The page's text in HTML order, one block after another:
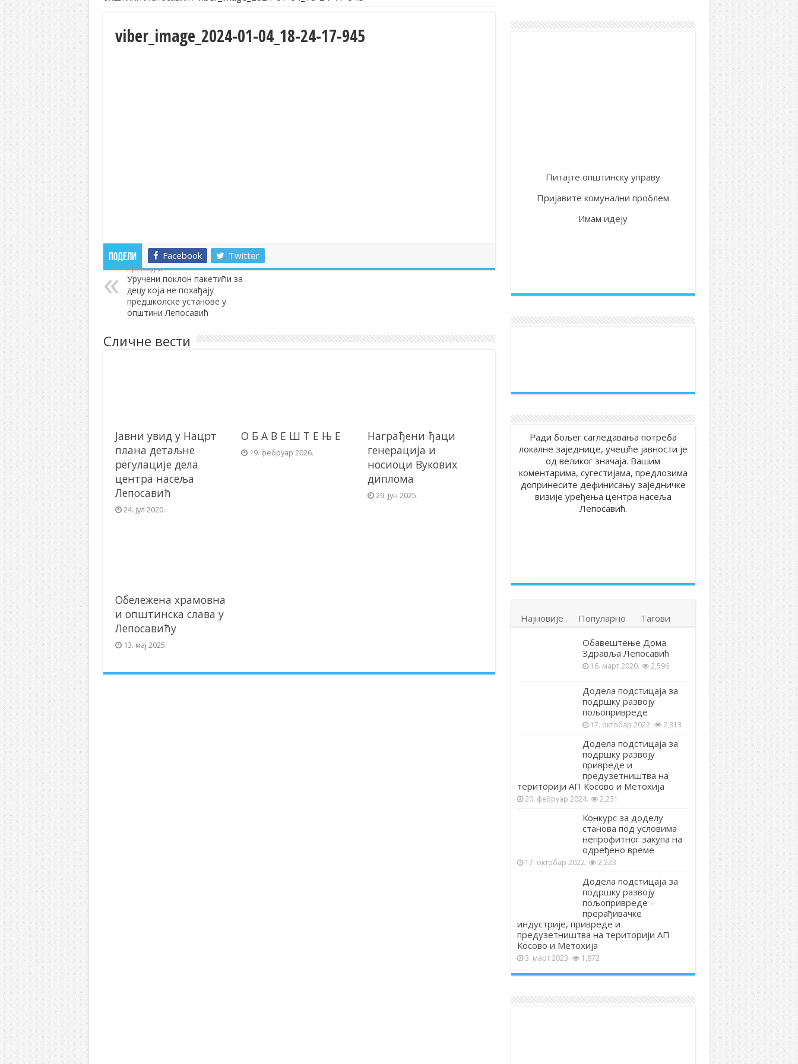
Додела подстицаја за подршку развоју привреде и предузетништва на територији АП Косово и Метохија
Полагањем венаца и свечаном академијом у Сочаници обележена 107.годишњица Топличког устанка
viber_image_2024-01-04_18-24-17-945
Подели Facebook Twitter
Претходна
Уручени поклон пакетићи за
децу која не похађају
предшколске установе у
општини Лепосавић
Сличне вести
Јавни увид у Нацрт
плана детаљне
регулације дела
центра насеља
Лепосавић
24. јул 2020.
О Б А В Е Ш Т Е Њ Е
19. фебруар 2026.
Награђени ђаци
генерација и
носиоци Вукових
диплома
29. јун 2025.
Обележена храмовна
и општинска слава у
Лепосавићу
13. мај 2025.
Питајте општинску управу
Пријавите комунални проблем
Имам идеју
Ради бољег сагледавања потреба
локалне заједнице, учешће јавности је
од великог значаја. Вашим
коментарима, сугестијама, предлозима
допринесите дефинисању заједничке
визије уређења центра насеља
Лепосавић.
Најновије Популарно Тагови
Обавештење Дома
Здравља Лепосавић
16. март 2020. 2,596
Додела подстицаја за
подршку развоју
пољопривреде
17. октобар 2022. 2,313
Додела подстицаја за
подршку развоју
привреде и
предузетништва на
територији АП Косово и Метохија
20. фебруар 2024. 2,231
Конкурс за доделу
станова под условима
непрофитног закупа на
одређено време
17. октобар 2022. 2,223
Додела подстицаја за
подршку развоју
пољопривреде –
прерађивачке
индустрије, привреде и
предузетништва на територији АП
Косово и Метохија
3. март 2023. 1,872